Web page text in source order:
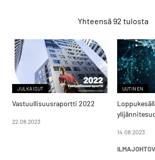
Yhteensä 92 tulosta
JULKAISUT
Vastuullisuusraportti 2022
22.08.2023
UUTINEN
14.08.2023